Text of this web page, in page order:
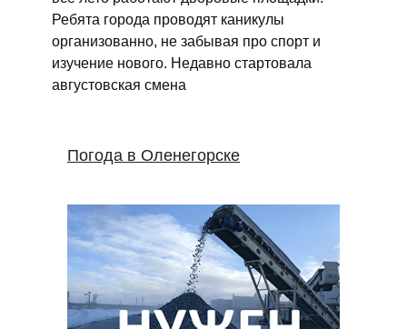
Ребята города проводят каникулы
организованно, не забывая про спорт и
изучение нового. Недавно стартовала
августовская смена
Погода в Оленегорске